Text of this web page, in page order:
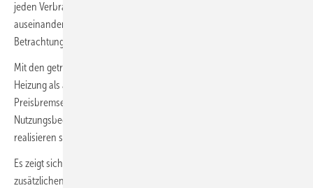
jeden Verbraucher individuell und klaffen teilweise sehr weit
auseinander. Es ist also für jeden Einzelfall eine individuelle
Betrachtung erforderlich.
Mit den getroffenen Annahmen zeigt sich aber sowohl für die Gas-
Heizung als auch für eine bestehende Wärmepumpen-Heizung: Die
Preisbremsen führen zu Entlastungen, die unter normalen
Nutzungsbedingen nicht allein durch sparsames Heizverhalten zu
realisieren sind.
Es zeigt sich jedoch auch, dass die Energiekosten mit einer
zusätzlichen Einsparung von 10 % im Jahr 2023 gegenüber dem